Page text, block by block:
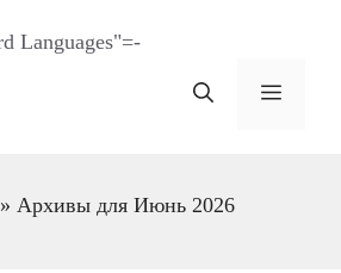
Languages"=-
Меню
» Архивы для Июнь 2026